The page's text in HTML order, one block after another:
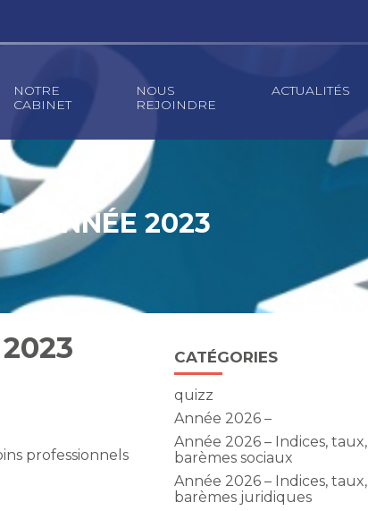
NOTRE
CABINET
NOUS
REJOINDRE
ACTUALITÉS
– ANNÉE 2023
professionnels
Blog
sidebar
CATÉGORIES
quizz
Année 2026 –
Année 2026 – Indices, taux,
barèmes sociaux
Année 2026 – Indices, taux,
barèmes juridiques